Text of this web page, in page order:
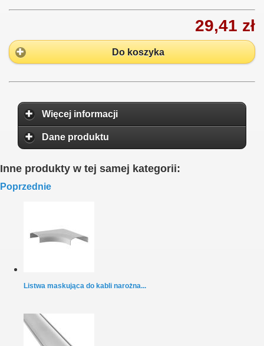
29,41 zł
Do koszyka
Więcej informacji
Dane produktu
Inne produkty w tej samej kategorii:
Poprzednie
Listwa maskująca do kabli narożna...